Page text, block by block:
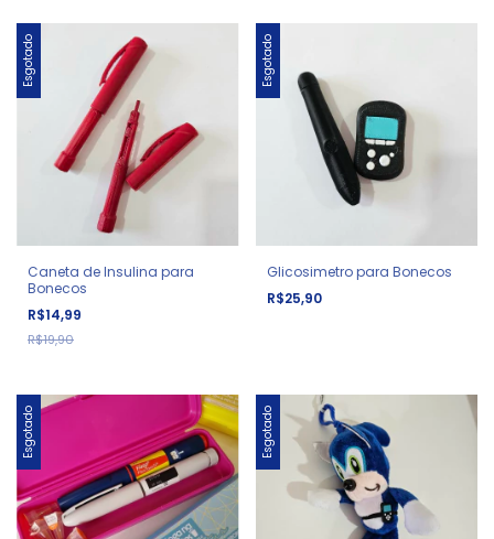
Esgotado
Caneta de Insulina para
Bonecos
R$14,99
R$19,90
Esgotado
Glicosimetro para Bonecos
R$25,90
Esgotado Esgotado